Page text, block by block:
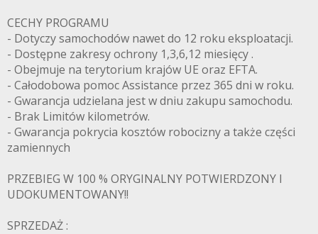
CECHY PROGRAMU
- Dotyczy samochodów nawet do 12 roku eksploatacji.
- Dostępne zakresy ochrony 1,3,6,12 miesięcy .
- Obejmuje na terytorium krajów UE oraz EFTA.
- Całodobowa pomoc Assistance przez 365 dni w roku.
- Gwarancja udzielana jest w dniu zakupu samochodu.
- Brak Limitów kilometrów.
- Gwarancja pokrycia kosztów robocizny a także części
zamiennych
PRZEBIEG W 100 % ORYGINALNY POTWIERDZONY I
UDOKUMENTOWANY!!
SPRZEDAŻ :